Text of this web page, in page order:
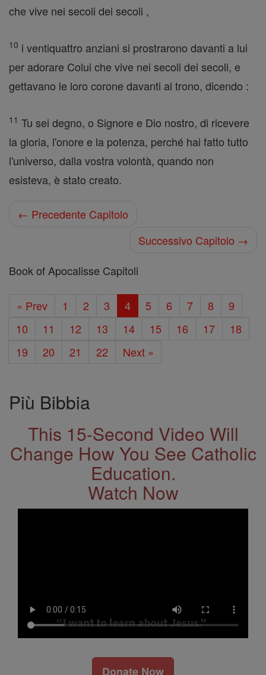
che vive nei secoli dei secoli ,
10 i ventiquattro anziani si prostrarono davanti a lui
per adorare Colui che vive nei secoli dei secoli, e
gettavano le loro corone davanti al trono, dicendo :
11 Tu sei degno, o Signore e Dio nostro, di ricevere
la gloria, l'onore e la potenza, perché hai fatto tutto
l'universo, dalla vostra volontà, quando non
esisteva, è stato creato.
← Precedente Capitolo
Successivo Capitolo →
Book of Apocalisse Capitoli
« Prev 1 2 3 4 5 6 7 8
9
10
11 12 13 14 15 16 17
18
19
20 21 22 Next »
Più Bibbia
This 15-Second Video Will
Change How You See Catholic
Education.
Watch Now
Donate Now